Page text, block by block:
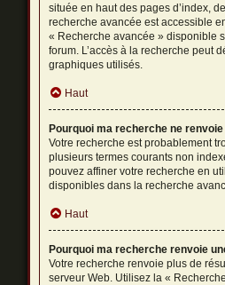
située en haut des pages d’index,
recherche avancée est accessible
« Recherche avancée » disponible
forum. L’accès à la recherche peut
graphiques utilisés.
Haut
Pourquoi ma recherche ne
Votre recherche est probablement
plusieurs termes courants non
pouvez affiner votre recherche en
disponibles dans la recherche
Haut
Pourquoi ma recherche renvoie
Votre recherche renvoie plus de
serveur Web. Utilisez la «